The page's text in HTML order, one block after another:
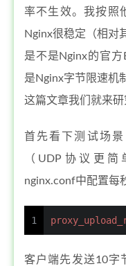
率不生效。我按照
Nginx很稳定（相对
是不是Nginx的官
是Nginx字节限速机
这篇文章我们就来研
首先看下测试场
（UDP协议更
nginx.conf中配置每
1
客户端先发送10字